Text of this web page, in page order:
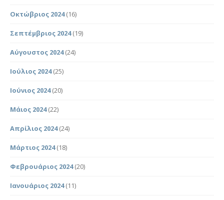
Οκτώβριος 2024(16)
Σεπτέμβριος 2024(19)
Αύγουστος 2024(24)
Ιούλιος 2024(25)
Ιούνιος 2024(20)
Μάιος 2024(22)
Απρίλιος 2024(24)
Μάρτιος 2024(18)
Φεβρουάριος 2024(20)
Ιανουάριος 2024(11)